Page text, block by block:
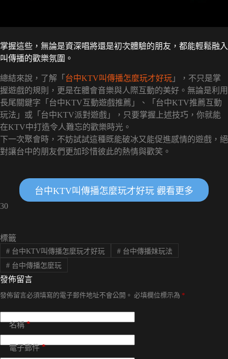
掌握這些，無論是資深唱將還是初次體驗的朋友，都能輕鬆融入
叫傳播的歡樂氛圍。
總結來說，了解「 台中KTV叫傳播怎麼玩才好玩 」，不只是掌
握遊戲的規則，更是在體會音樂與人際互動的美好。無論是利用
長尾關鍵字「台中KTV互動遊戲推薦」、「台中KTV推薦互動
玩法」或「台中KTV派對遊戲」，只要掌握上述技巧，你就能
在KTV中打造令人難忘的歡樂時光。
下一次聚會時，不妨試試這種既能破冰又能促進感情的遊戲，絕
對讓台中的朋友們更加珍惜彼此的熱情與歡笑。
台中KTV叫傳播怎麼玩才好玩 觀看更多
30
標籤
#台中KTV叫傳播怎麼玩才好玩 #台中傳播妹玩法
#台中傳播怎麼玩
發佈留言
發佈留言必須填寫的電子郵件地址不會公開。 必填欄位標示為 *
名稱*
電子郵件*